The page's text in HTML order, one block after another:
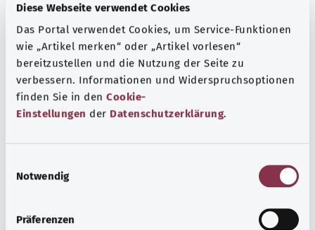
Diese Webseite verwendet Cookies
Das Portal verwendet Cookies, um Service-Funktionen
wie „Artikel merken“ oder „Artikel vorlesen“
bereitzustellen und die Nutzung der Seite zu
verbessern. Informationen und Widerspruchsoptionen
finden Sie in den Cookie-
Einstellungen der Datenschutzerklärung.
Notwendig
Präferenzen
Not
Kaynak
gemeinnützige GmbH tarafından sağlanmıştır.